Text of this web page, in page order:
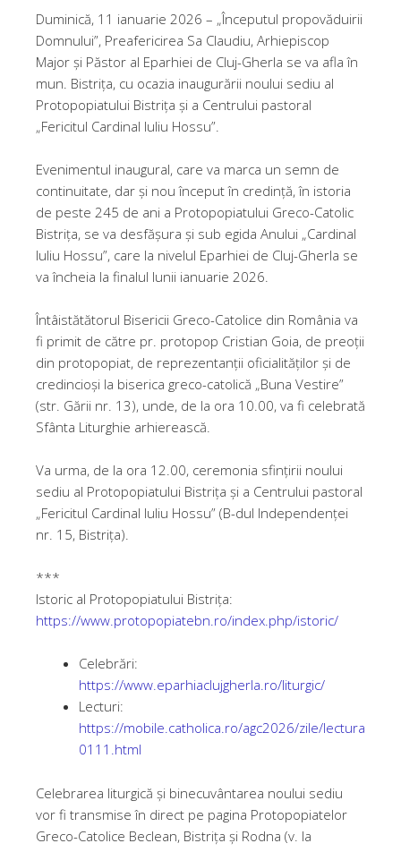
Duminică, 11 ianuarie 2026 – „Începutul propovăduirii
Domnului”, Preafericirea Sa Claudiu, Arhiepiscop
Major și Păstor al Eparhiei de Cluj-Gherla se va afla în
mun. Bistrița, cu ocazia inaugurării noului sediu al
Protopopiatului Bistrița și a Centrului pastoral
„Fericitul Cardinal Iuliu Hossu”.
Evenimentul inaugural, care va marca un semn de
continuitate, dar și nou început în credință, în istoria
de peste 245 de ani a Protopopiatului Greco-Catolic
Bistrița, se va desfășura și sub egida Anului „Cardinal
Iuliu Hossu”, care la nivelul Eparhiei de Cluj-Gherla se
va încheia la finalul lunii ianuarie 2026.
Întâistătătorul Bisericii Greco-Catolice din România va
fi primit de către pr. protopop Cristian Goia, de preoții
din protopopiat, de reprezentanții oficialităților și de
credincioși la biserica greco-catolică „Buna Vestire”
(str. Gării nr. 13), unde, de la ora 10.00, va fi celebrată
Sfânta Liturghie arhierească.
Va urma, de la ora 12.00, ceremonia sfințirii noului
sediu al Protopopiatului Bistrița și a Centrului pastoral
„Fericitul Cardinal Iuliu Hossu” (B-dul Independenței
nr. 15, Bistrița).
***
Istoric al Protopopiatului Bistrița:
https://www.protopopiatebn.ro/index.php/istoric/
Celebrări:
https://www.eparhiaclujgherla.ro/liturgic/
Lecturi:
https://mobile.catholica.ro/agc2026/zile/lectura
0111.html
Celebrarea liturgică și binecuvântarea noului sediu
vor fi transmise în direct pe pagina Protopopiatelor
Greco-Catolice Beclean, Bistrița și Rodna (v. la